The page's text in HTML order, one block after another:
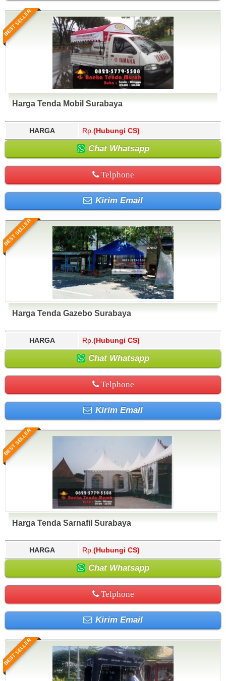
BEST SELLER
Harga Tenda Mobil Surabaya
HARGA Rp. (Hubungi CS)
Chat Whatsapp
Telphone
Kirim Email
BEST SELLER
Harga Tenda Gazebo Surabaya
HARGA Rp. (Hubungi CS)
Chat Whatsapp
Telphone
Kirim Email
BEST SELLER
Harga Tenda Sarnafil Surabaya
HARGA Rp. (Hubungi CS)
Chat Whatsapp
Telphone
Kirim Email
BEST SELLER